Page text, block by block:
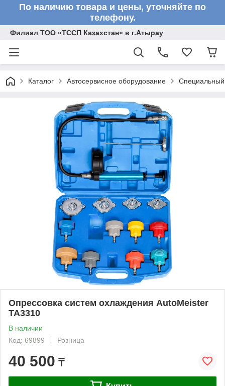
По наличию товара и цены, уточняйте по
телефону.
Филиал ТОО «ТССП Казахстан» в г.Атырау
Каталог Автосервисное оборудование Специальный
Опрессовка систем охлаждения AutoMeister
TA3310
В наличии
Код: 69899
Розница
40 500 ₸